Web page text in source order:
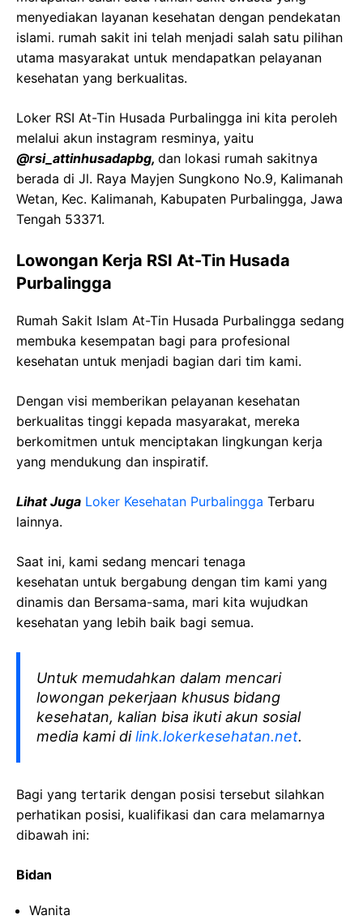
menyediakan layanan kesehatan dengan pendekatan
islami. rumah sakit ini telah menjadi salah satu pilihan
utama masyarakat untuk mendapatkan pelayanan
kesehatan yang berkualitas.
Loker RSI At-Tin Husada Purbalingga ini kita peroleh
melalui akun instagram resminya, yaitu
@rsi_attinhusadapbg, dan lokasi rumah sakitnya
berada di Jl. Raya Mayjen Sungkono No.9, Kalimanah
Wetan, Kec. Kalimanah, Kabupaten Purbalingga, Jawa
Tengah 53371.
Lowongan Kerja RSI At-Tin Husada
Purbalingga
Rumah Sakit Islam At-Tin Husada Purbalingga sedang
membuka kesempatan bagi para profesional
kesehatan untuk menjadi bagian dari tim kami.
Dengan visi memberikan pelayanan kesehatan
berkualitas tinggi kepada masyarakat, mereka
berkomitmen untuk menciptakan lingkungan kerja
yang mendukung dan inspiratif.
Lihat Juga Loker Kesehatan Purbalingga Terbaru
lainnya.
Saat ini, kami sedang mencari tenaga
kesehatan untuk bergabung dengan tim kami yang
dinamis dan Bersama-sama, mari kita wujudkan
kesehatan yang lebih baik bagi semua.
Untuk memudahkan dalam mencari
lowongan pekerjaan khusus bidang
kesehatan, kalian bisa ikuti akun sosial
media kami dilink.lokerkesehatan.net.
Bagi yang tertarik dengan posisi tersebut silahkan
perhatikan posisi, kualifikasi dan cara melamarnya
dibawah ini:
Bidan
Wanita